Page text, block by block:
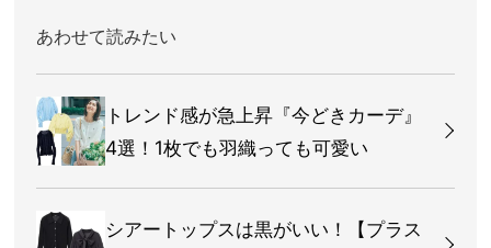
あわせて読みたい
トレンド感が急上昇『今どきカーデ』
4選！1枚でも羽織っても可愛い
シアートップスは黒がいい！【プラス